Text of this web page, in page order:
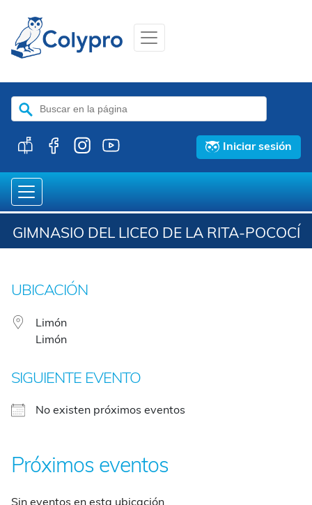
Buscar:
Iniciar sesión
GIMNASIO DEL LICEO DE LA RITA-POCOCÍ
UBICACIÓN
Limón
Limón
SIGUIENTE EVENTO
No existen próximos eventos
Próximos eventos
Sin eventos en esta ubicación